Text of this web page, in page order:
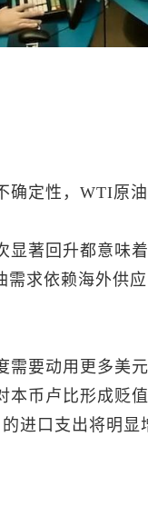
确定性，WTI原
显著回升都意味
需求依赖海外供
需要动用更多美
本币卢比形成贬
进口支出将明